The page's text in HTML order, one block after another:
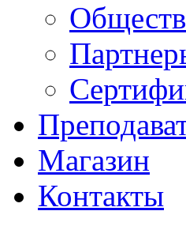
Магазин
Контакты